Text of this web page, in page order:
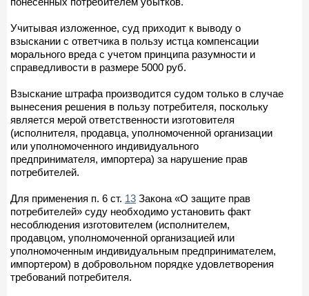
Учитывая изложенное, суд приходит к выводу о
взыскании с ответчика в пользу истца компенсации
морального вреда с учетом принципа разумности и
справедливости в размере 5000 руб.
Взыскание штрафа производится судом только в случае
вынесения решения в пользу потребителя, поскольку
является мерой ответственности изготовителя
(исполнителя, продавца, уполномоченной организации
или уполномоченного индивидуального
предпринимателя, импортера) за нарушение прав
потребителей.
Для применения п. 6 ст. 13 Закона «О защите прав
потребителей» суду необходимо установить факт
несоблюдения изготовителем (исполнителем,
продавцом, уполномоченной организацией или
уполномоченным индивидуальным предпринимателем,
импортером) в добровольном порядке удовлетворения
требований потребителя.